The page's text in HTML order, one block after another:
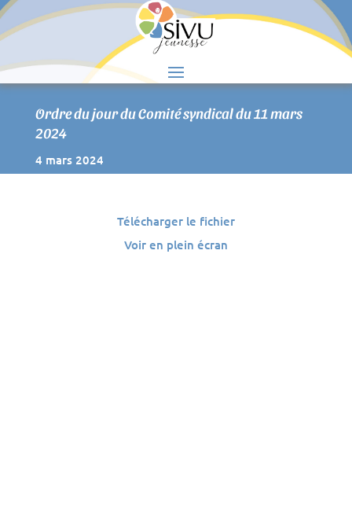
Ordre du jour du Comité syndical du 11 mars
2024
4 mars 2024
Télécharger le fichier
Voir en plein écran